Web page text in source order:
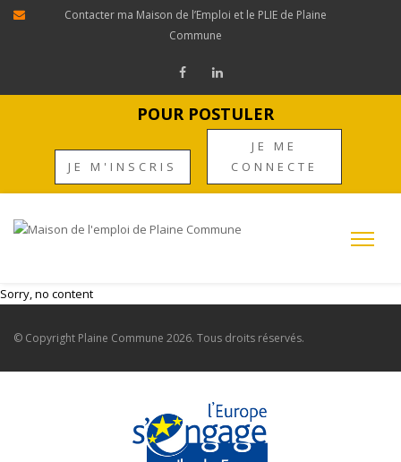
Contacter ma Maison de l’Emploi et le PLIE de Plaine
Commune
POUR POSTULER
JE M'INSCRIS
JE ME
CONNECTE
Sorry, no content
© Copyright Plaine Commune 2026. Tous droits réservés.